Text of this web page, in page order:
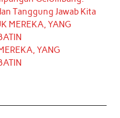
Tanggung Jawab Kita
MEREKA, YANG
YANG